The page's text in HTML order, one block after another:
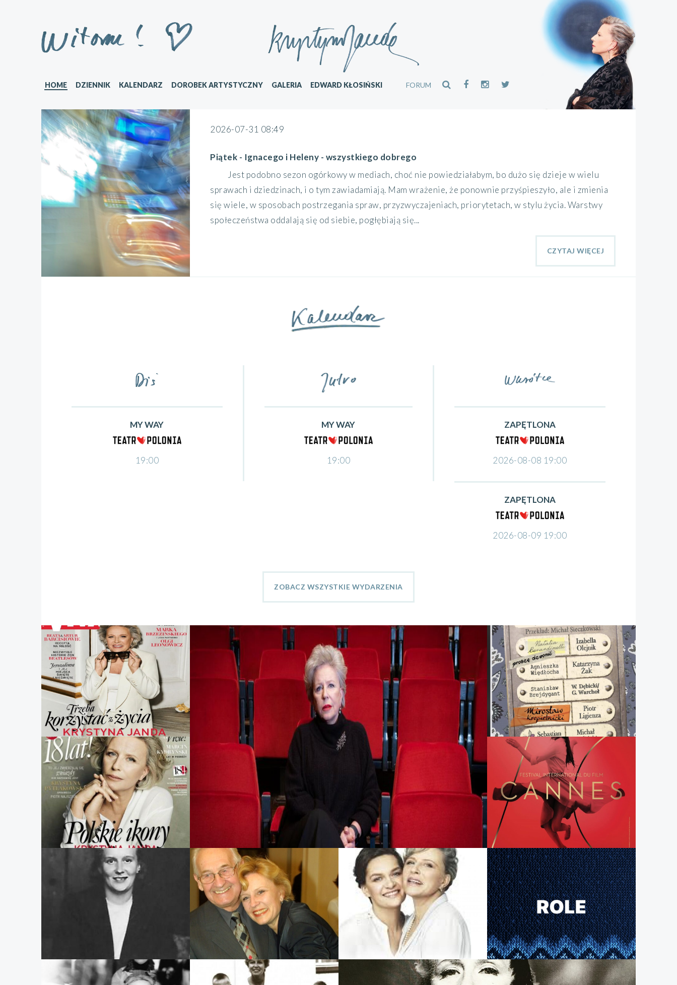
FORUM
HOME DZIENNIK KALENDARZ DOROBEK ARTYSTYCZNY GALERIA EDWARD KŁOSIŃSKI
2026-07-31 08:49
Piątek - Ignacego i Heleny - wszystkiego dobrego
Jest podobno sezon ogórkowy w mediach, choć nie powiedziałabym, bo dużo się dzieje w wielu
sprawach i dziedzinach, i o tym zawiadamiają. Mam wrażenie, że ponownie przyśpieszyło, ale i zmienia
się wiele, w sposobach postrzegania spraw, przyzwyczajeniach, priorytetach, w stylu życia. Warstwy
społeczeństwa oddalają się od siebie, pogłębiają się...
CZYTAJ WIĘCEJ
MY WAY
19:00
MY WAY
19:00
ZAPĘTLONA
2026-08-08 19:00
ZAPĘTLONA
2026-08-09 19:00
ZOBACZ WSZYSTKIE WYDARZENIA